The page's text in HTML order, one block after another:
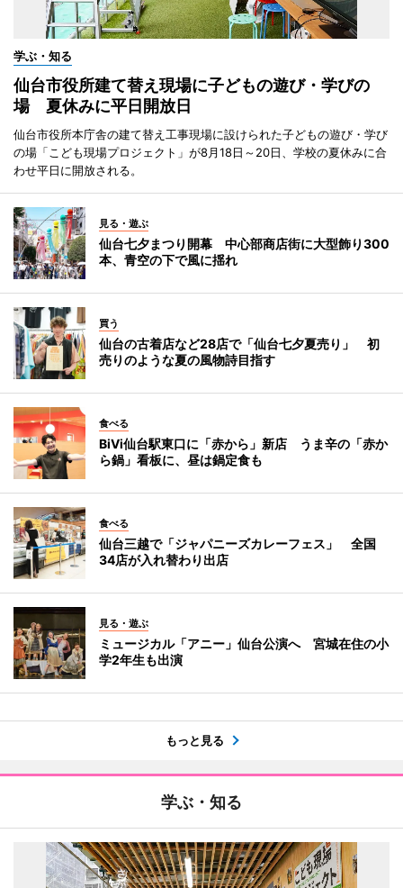
学ぶ・知る
仙台市役所建て替え現場に子どもの遊び・学びの
場 夏休みに平日開放日
仙台市役所本庁舎の建て替え工事現場に設けられた子どもの遊び・学び
の場「こども現場プロジェクト」が8月18日～20日、学校の夏休みに合
わせ平日に開放される。
見る・遊ぶ
仙台七夕まつり開幕 中心部商店街に大型飾り300
本、青空の下で風に揺れ
買う
仙台の古着店など28店で「仙台七夕夏売り」 初
売りのような夏の風物詩目指す
食べる
BiVi仙台駅東口に「赤から」新店 うま辛の「赤か
ら鍋」看板に、昼は鍋定食も
食べる
仙台三越で「ジャパニーズカレーフェス」 全国
34店が入れ替わり出店
見る・遊ぶ
ミュージカル「アニー」仙台公演へ 宮城在住の小
学2年生も出演
もっと見る
学ぶ・知る